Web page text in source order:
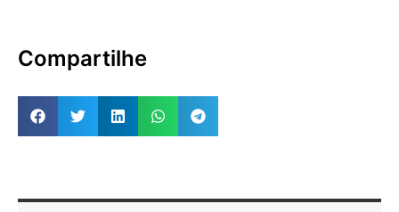
Compartilhe